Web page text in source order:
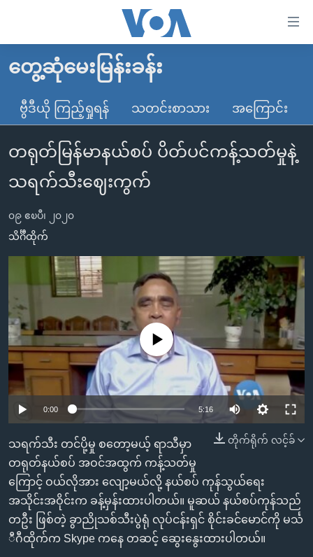
လွယ်ကူ
သည့်
များ
ပင်မ
သို့
ကျော်
ပင်မ
အ
ညွန်း
စာမျက်နှာ
သို့
ကျော်
ကြည့်
ရှာဖွေ
ရန်
နေရာ
သို့
ကျော်
ရန်
မူလစာမျက်နှာ
မြန်မာ
ကမ္ဘာ့သတင်းများ
နိုင်ငံတကာ
အမေရိကန်
အစ္စရေး-ပါလက်စတိုင်း
ဗွီဒီယို
သတင်းလွတ်လပ်ခွင့်
ရပ်ဝန်းတခု လမ်းတခု အလွန်
အင်္ဂလိပ်စာလေ့လာမယ်
မကြေးမုံရဲ့ အင်္ဂလိပ်စာ
ရုပ်ရှင်ထဲက အင်္ဂလိပ်စာ
သုတပဒေသာ အင်္ဂလိပ်စာ
ရေဒီယိုနှင့်ရုပ်သံ အချက်အလက်များ
ရေဒီယို/တီဗွီအစီအစဉ်
Learning English
ဗွီအိုအေ လူမှုကွန်ယက်များ
ဘာသာစကားများ
တွေ့ဆုံမေးမြန်းခန်း
ဗွီဒီယို ကြည့်ရှုရန် သတင်းစာသား အကြောင်း
တရုတ်မြန်မာနယ်စပ် ပိတ်ပင်ကန့်သတ်မှုနဲ့
သရက်သီးဈေးကွက်
၀၉ ဧၿပီ၊ ၂၀၂၀
သိင်္ဂီထိုက်
No media source currently available
0:00 5:16
တိုက်ရိုက် လင့်ခ်
သရက်သီး တင်ပို့မှု စတော့မယ့် ရာသီမှာ
တရုတ်နယ်စပ် အဝင်အထွက် ကန့်သတ်မှု
ကြောင့် ဝယ်လိုအား လျော့မယ်လို့ နယ်စပ် ကုန်သွယ်ရေး
အသိုင်းအဝိုင်းက ခန့်မှန်းထားပါတယ်။ မူဆယ် နယ်စပ်ကုန်သည်
တဦး ဖြစ်တဲ့ ခွာညိုသစ်သီးပွဲရုံ လုပ်ငန်းရှင် စိုင်းခင်မောင်ကို မင်္သ
ီဂီထိုက်က Skype ကနေ တဆင့် ဆွေးနွေးထားပါတယ်။